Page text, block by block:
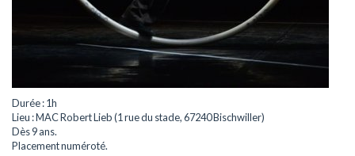
Durée : 1h
Lieu : MAC Robert Lieb (1 rue du stade, 67240 Bischwiller)
Dès 9 ans.
Placement numéroté.